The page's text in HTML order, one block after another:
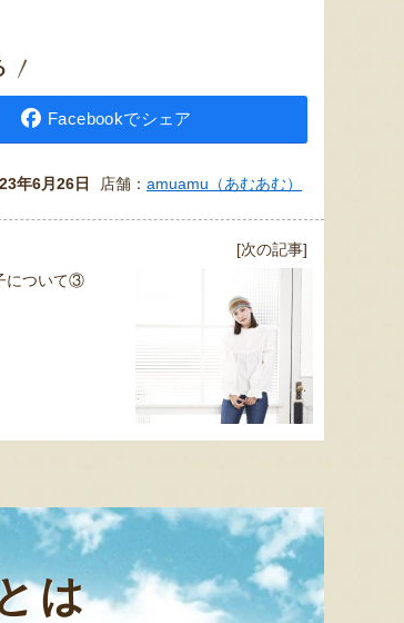
Facebookでシェア
年6月26日 店舗： amuamu（あむあむ）
[次の記事]
について③
は
ロンの血をひ
王様」とも呼
ンを農園より
の贈答用にも
実に袋をかける丁寧な手仕事
によって、濃厚な甘みと美し
い姿を持つ梨が生み出されま
す。「愛甘水」や「王秋」な
ど、旬の品種をお届けしま